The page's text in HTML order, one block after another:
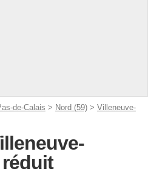
de-Calais > Nord (59)> Villeneuve-
réduit